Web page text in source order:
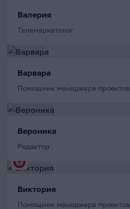
Валерия
Телемаркетолог
Варвара
Помощник менеджера проектов
Вероника
Редактор
Виктория
Помощник менеджера проектов